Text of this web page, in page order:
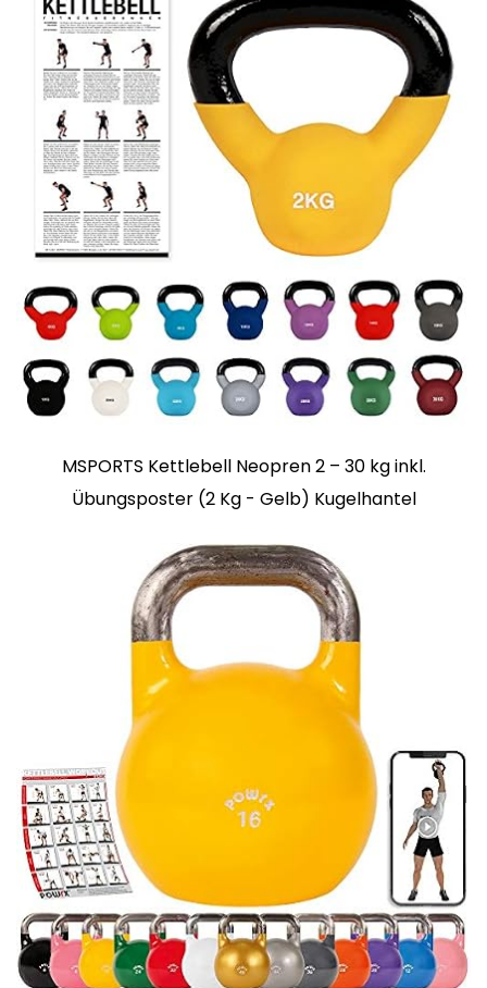
MSPORTS Kettlebell Neopren 2 – 30 kg inkl.
Übungsposter (2 Kg - Gelb) Kugelhantel